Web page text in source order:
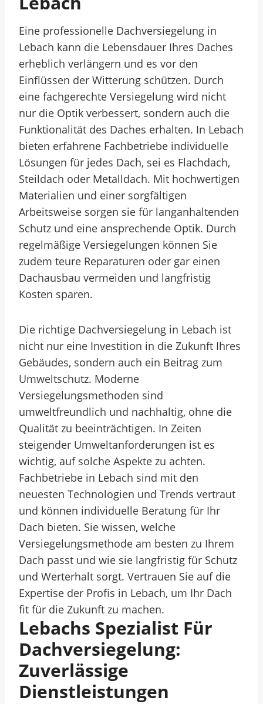
Eine professionelle Dachversiegelung in
Lebach kann die Lebensdauer Ihres Daches
erheblich verlängern und es vor den
Einflüssen der Witterung schützen. Durch
eine fachgerechte Versiegelung wird nicht
nur die Optik verbessert, sondern auch die
Funktionalität des Daches erhalten. In Lebach
bieten erfahrene Fachbetriebe individuelle
Lösungen für jedes Dach, sei es Flachdach,
Steildach oder Metalldach. Mit hochwertigen
Materialien und einer sorgfältigen
Arbeitsweise sorgen sie für langanhaltenden
Schutz und eine ansprechende Optik. Durch
regelmäßige Versiegelungen können Sie
zudem teure Reparaturen oder gar einen
Dachausbau vermeiden und langfristig
Kosten sparen.
Die richtige Dachversiegelung in Lebach ist
nicht nur eine Investition in die Zukunft Ihres
Gebäudes, sondern auch ein Beitrag zum
Umweltschutz. Moderne
Versiegelungsmethoden sind
umweltfreundlich und nachhaltig, ohne die
Qualität zu beeinträchtigen. In Zeiten
steigender Umweltanforderungen ist es
wichtig, auf solche Aspekte zu achten.
Fachbetriebe in Lebach sind mit den
neuesten Technologien und Trends vertraut
und können individuelle Beratung für Ihr
Dach bieten. Sie wissen, welche
Versiegelungsmethode am besten zu Ihrem
Dach passt und wie sie langfristig für Schutz
und Werterhalt sorgt. Vertrauen Sie auf die
Expertise der Profis in Lebach, um Ihr Dach
fit für die Zukunft zu machen.
Lebachs Spezialist Für
Dachversiegelung:
Zuverlässige
Dienstleistungen